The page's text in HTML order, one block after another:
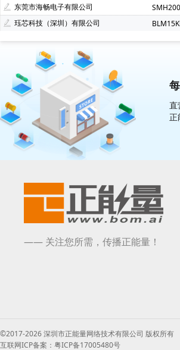
东莞市海畅电子有限公司
珏芯科技（深圳）有限公司
直
正
—— 关注您所需，传播正能量！
©2017-2026 深圳市正能量网络技术有限公司 版权所有
互联网ICP备案：粤ICP备17005480号